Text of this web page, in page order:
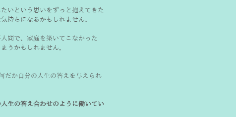
いという思いをずっと抱えてきた
間で、家庭を築いてこなかった
うかもしれません。
だか自分の人生の答えを与えられ
生の答え合わせのように働いてい